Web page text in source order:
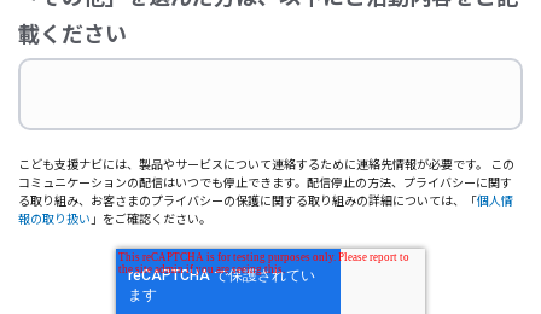
載ください
こども支援ナビには、製品やサービスについて連絡するために連絡先情報が必要です。 この
コミュニケーションの配信はいつでも停止できます。配信停止の方法、プライバシーに関す
る取り組み、お客さまのプライバシーの保護に関する取り組みの詳細については、「個人情
報の取り扱い 」をご確認ください。